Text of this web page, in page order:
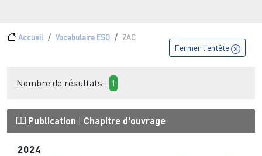
Fil d'Ariane
Accueil Vocabulaire ESO ZAC
Fermer l'entête
Nombre de résultats : 1
Publication Chapitre d'ouvrage
2024